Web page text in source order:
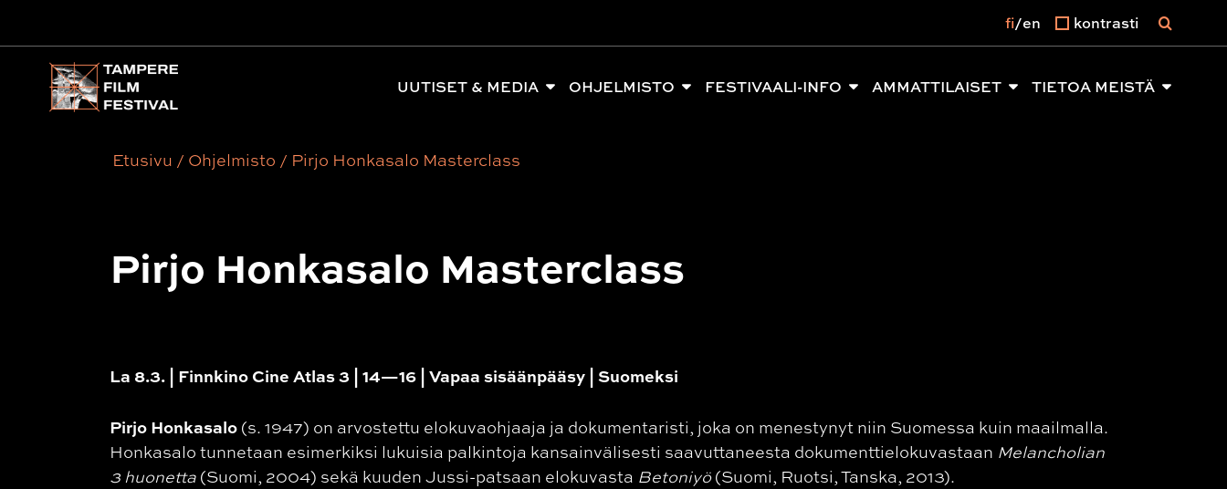
Päävalikko UUTISET & MEDIA OHJELMISTO FESTIVAALI-INFO AMMATTILAISET TIETOA MEISTÄ
fi en kontrasti
Etusivu / Ohjelmisto / Pirjo Honkasalo Masterclass
Pirjo Honkasalo Masterclass
La 8.3. | Finnkino Cine Atlas 3 | 14—16 | Vapaa sisäänpääsy | Suomeksi
Pirjo Honkasalo (s. 1947) on arvostettu elokuvaohjaaja ja dokumentaristi, joka on menestynyt niin Suomessa kuin maailmalla.
Honkasalo tunnetaan esimerkiksi lukuisia palkintoja kansainvälisesti saavuttaneesta dokumenttielokuvastaan Melancholian
3 huonetta (Suomi, 2004) sekä kuuden Jussi-patsaan elokuvasta Betoniyö(Suomi, Ruotsi, Tanska, 2013).